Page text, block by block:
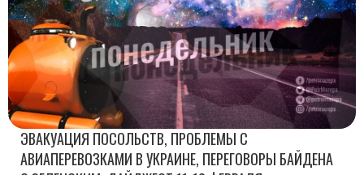
ЭВАКУАЦИЯ ПОСОЛЬСТВ, ПРОБЛЕМЫ С
АВИАПЕРЕВОЗКАМИ В УКРАИНЕ, ПЕРЕГОВОРЫ БАЙДЕНА